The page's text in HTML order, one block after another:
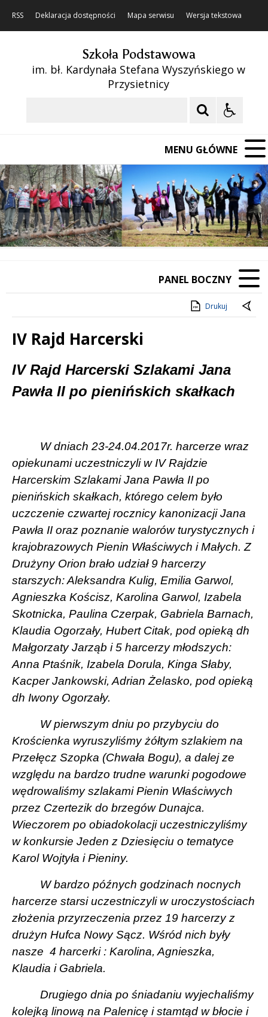
RSS Deklaracja dostępności Mapa serwisu Wersja tekstowa
Szkoła Podstawowa
im. bł. Kardynała Stefana Wyszyńskiego w
Przysietnicy
MENU GŁÓWNE
Poprzedni Element
Następny Element
❚❚
PANEL BOCZNY
Drukuj
IV Rajd Harcerski
Treść
IV Rajd Harcerski Szlakami Jana
Pawła II po pienińskich skałkach
W dniach 23-24.04.2017r. harcerze wraz
opiekunami uczestniczyli w IV Rajdzie
Harcerskim Szlakami Jana Pawła II po
pienińskich skałkach, którego celem było
uczczenie czwartej rocznicy kanonizacji Jana
Pawła II oraz poznanie walorów turystycznych i
krajobrazowych Pienin Właściwych i Małych. Z
Drużyny Orion brało udział 9 harcerzy
starszych: Aleksandra Kulig, Emilia Garwol,
Agnieszka Kościsz, Karolina Garwol, Izabela
Skotnicka, Paulina Czerpak, Gabriela Barnach,
Klaudia Ogorzały, Hubert Citak, pod opieką dh
Małgorzaty Jarząb i 5 harcerzy młodszych:
Anna Ptaśnik, Izabela Dorula, Kinga Słaby,
Kacper Jankowski, Adrian Żelasko, pod opieką
dh Iwony Ogorzały.
W pierwszym dniu po przybyciu do
Krościenka wyruszyliśmy żółtym szlakiem na
Przełęcz Szopka (Chwała Bogu), a dalej ze
względu na bardzo trudne warunki pogodowe
wędrowaliśmy szlakami Pienin Właściwych
przez Czertezik do brzegów Dunajca.
Wieczorem po obiadokolacji uczestniczyliśmy
w konkursie Jeden z Dziesięciu o tematyce
Karol Wojtyła i Pieniny.
W bardzo późnych godzinach nocnych
harcerze starsi uczestniczyli w uroczystościach
złożenia przyrzeczenia przez 19 harcerzy z
drużyn Hufca Nowy Sącz. Wśród nich były
nasze 4 harcerki : Karolina, Agnieszka,
Klaudia i Gabriela.
Drugiego dnia po śniadaniu wyjechaliśmy
kolejką linową na Palenicę i stamtąd w błocie i